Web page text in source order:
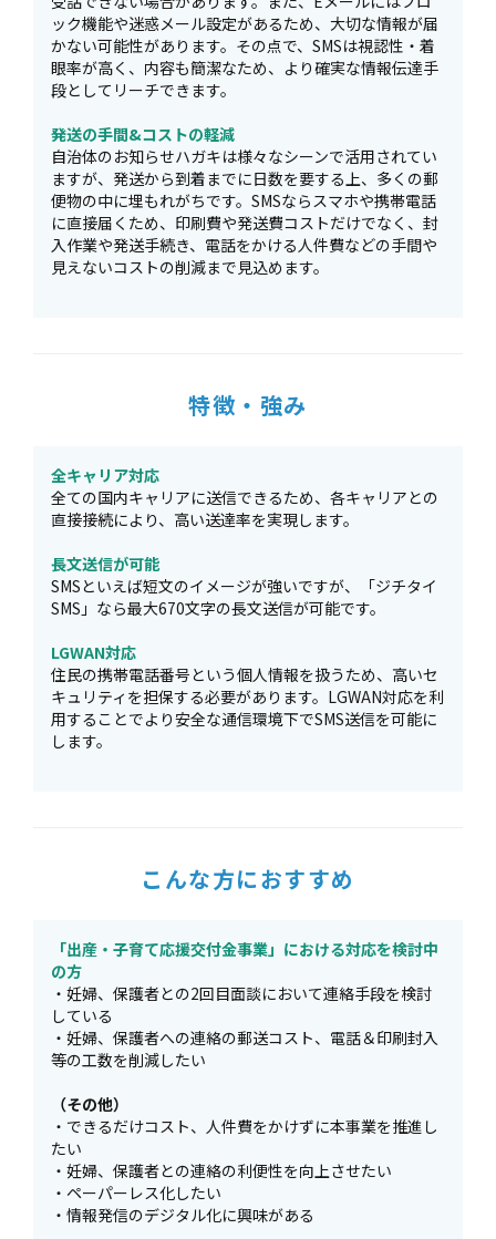
ック機能や迷惑メール設定があるため、大切な情報が届
かない可能性があります。その点で、SMSは視認性・着
眼率が高く、内容も簡潔なため、より確実な情報伝達手
段としてリーチできます。
発送の手間&コストの軽減
自治体のお知らせハガキは様々なシーンで活用されてい
ますが、発送から到着までに日数を要する上、多くの郵
便物の中に埋もれがちです。SMSならスマホや携帯電話
に直接届くため、印刷費や発送費コストだけでなく、封
入作業や発送手続き、電話をかける人件費などの手間や
見えないコストの削減まで見込めます。
特徴・強み
全キャリア対応
全ての国内キャリアに送信できるため、各キャリアとの
直接接続により、高い送達率を実現します。
長文送信が可能
SMSといえば短文のイメージが強いですが、「ジチタイ
SMS」なら最大670文字の長文送信が可能です。
LGWAN対応
住民の携帯電話番号という個人情報を扱うため、高いセ
キュリティを担保する必要があります。LGWAN対応を利
用することでより安全な通信環境下でSMS送信を可能に
します。
こんな方におすすめ
「出産・子育て応援交付金事業」における対応を検討中
の方
・妊婦、保護者との2回目面談において連絡手段を検討
している
・妊婦、保護者への連絡の郵送コスト、電話＆印刷封入
等の工数を削減したい
（その他）
・できるだけコスト、人件費をかけずに本事業を推進し
たい
・妊婦、保護者との連絡の利便性を向上させたい
・ペーパーレス化したい
・情報発信のデジタル化に興味がある